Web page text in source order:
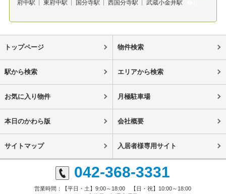
府中駅 東府中駅 国分寺駅 西国分寺駅 武蔵小金井駅
トップページ 物件検索
駅から検索 エリアから検索
お気に入り物件 月極駐車場
本日のかわら版 会社概要
サイトマップ 入居者様専用サイト
042-368-3331
営業時間：【平日・土】9:00～18:00 【日・祝】10:00～18:00